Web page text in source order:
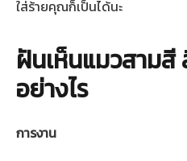
ใส่ร้ายคุณก็เป็นได้นะ
ฝันเห็นแมวสามสี
อย่างไร
การงาน